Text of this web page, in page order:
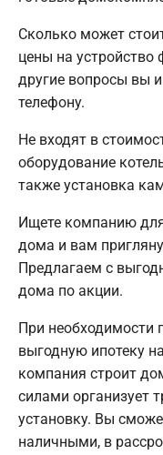
Сколько может
цены на
другие вопросы вы
телефону.
Не входят в
оборудование
также установка
Ищете компанию
дома и вам
Предлагаем с
дома по акции.
При
выгодную ипотеку
компания строит
силами организует
установку. Вы
наличными, в